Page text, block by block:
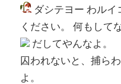
ダシテヨー わル
ください。 何もして
だしてやんなよ。
囚われないと、捕ら
よ。